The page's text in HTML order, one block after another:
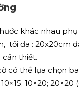
khác nhau
tối đa : 20x20cm
thiết.
có thể lựa chọn
10×20; 20×20